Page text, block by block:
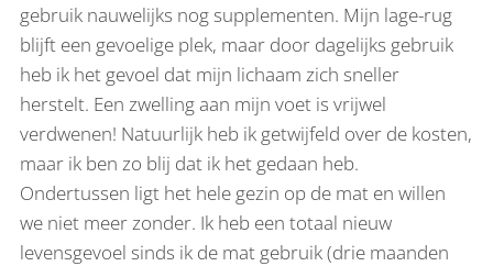
gebruik nauwelijks nog supplementen. Mijn lage-rug
blijft een gevoelige plek, maar door dagelijks gebruik
heb ik het gevoel dat mijn lichaam zich sneller
herstelt. Een zwelling aan mijn voet is vrijwel
verdwenen! Natuurlijk heb ik getwijfeld over de kosten,
maar ik ben zo blij dat ik het gedaan heb.
Ondertussen ligt het hele gezin op de mat en willen
we niet meer zonder. Ik heb een totaal nieuw
levensgevoel sinds ik de mat gebruik (drie maanden